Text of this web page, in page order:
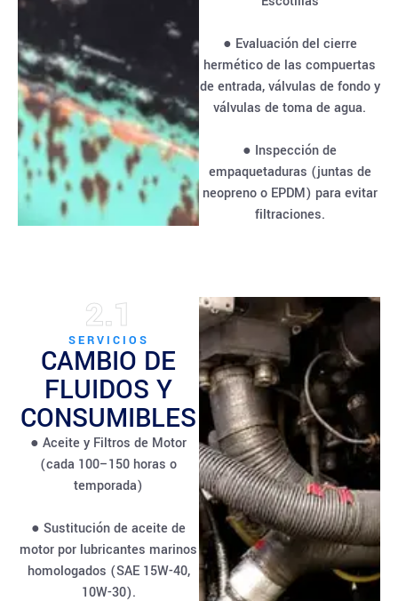
● Evaluación del cierre
hermético de las compuertas
de entrada, válvulas de fondo y
válvulas de toma de agua.
● Inspección de
empaquetaduras (juntas de
neopreno o EPDM) para evitar
filtraciones.
2.1
SERVICIOS
CAMBIO DE
FLUIDOS Y
CONSUMIBLES
● Aceite y Filtros de Motor
(cada 100–150 horas o
temporada)
● Sustitución de aceite de
motor por lubricantes marinos
homologados (SAE 15W-40,
10W-30).